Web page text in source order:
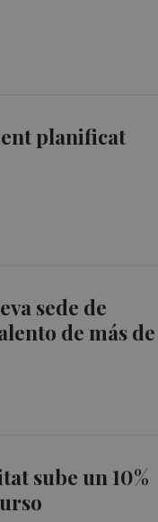
planificat
sede de
de más de
sube un 10%